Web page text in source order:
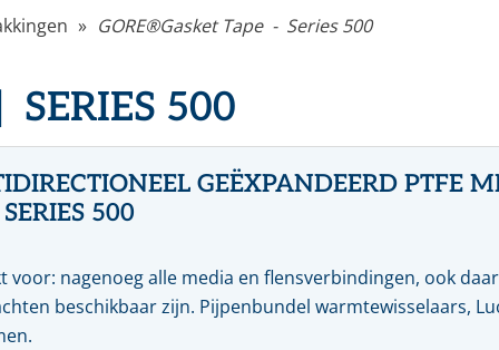
KLINGER Nederland
Historie
Code of Conduct
Afsluiters
Kogelkranen
Vlinderkleppen
Automatisering
Condensaatsystemen
Terugslagkleppen
Meet & regel toebehoren
Druk, reduceer & veiligheden
Warmwaterbereiders & stoomwatermengers
Ontluchters & vloeistoflozers
GORE®Gasket Tape - Series 500
500
GEËXPANDEERD PTFE
500
voor: nagenoeg alle media en flensverbindingen, ook
beschikbaar zijn. Pijpenbundel warmtewisselaars,